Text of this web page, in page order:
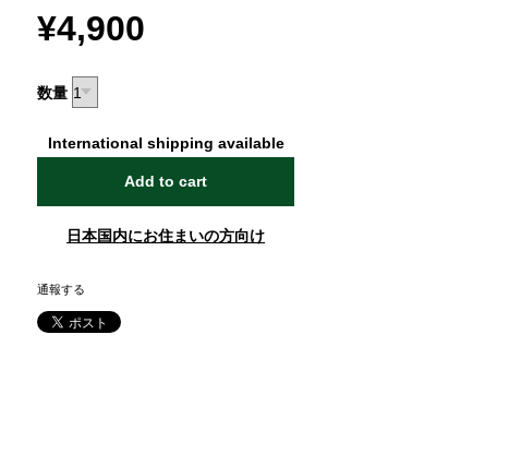
¥4,900
数量
International shipping available
Add to cart
日本国内にお住まいの方向け
通報する